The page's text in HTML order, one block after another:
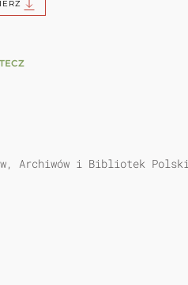
Archiwów i Bibliotek